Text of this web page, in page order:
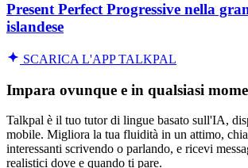
Present Perfect Progressive nella
islandese
SCARICA L'APP TALKPAL
Impara ovunque e in qualsiasi
Talkpal è il tuo tutor di lingue basato sull'IA,
mobile. Migliora la tua fluidità in un attimo,
interessanti scrivendo o parlando, e ricevi
realistici dove e quando ti pare.